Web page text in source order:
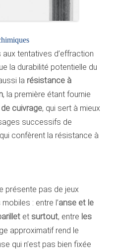
tentatives d’effraction
la durabilité potentielle du
la résistance à
, la première étant fournie
cuivrage, qui sert à mieux
successifs de
qui confèrent la résistance à
présente pas de jeux
: entre l’anse et le
et surtout, entre les
approximatif rend le
qui n’est pas bien fixée